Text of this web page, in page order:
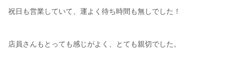
祝日も営業していて、運よく待ち時間も無しでした！
店員さんもとっても感じがよく、とても親切でした。